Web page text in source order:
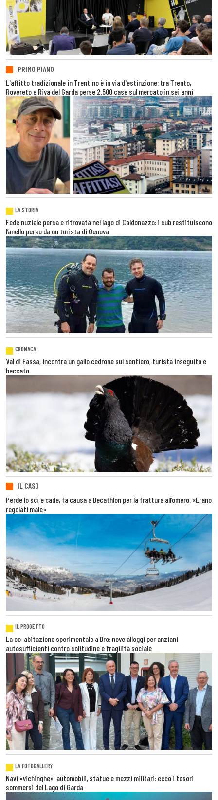
PRIMO PIANO
L'affitto tradizionale in Trentino è in via d'estinzione: tra Trento,
Rovereto e Riva del Garda perse 2.500 case sul mercato in sei anni
LA STORIA
Fede nuziale persa e ritrovata nel lago di Caldonazzo: i sub restituiscono
l’anello perso da un turista di Genova
CRONACA
Val di Fassa, incontra un gallo cedrone sul sentiero, turista inseguito e
beccato
IL CASO
Perde lo sci e cade, fa causa a Decathlon per la frattura all’omero. «Erano
regolati male»
IL PROGETTO
La co-abitazione sperimentale a Dro: nove alloggi per anziani
autosufficienti contro solitudine e fragilità sociale
LA FOTOGALLERY
Navi «vichinghe», automobili, statue e mezzi militari: ecco i tesori
sommersi del Lago di Garda